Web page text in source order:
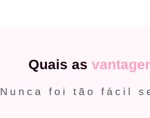
Quais as
Nunca foi tão fácil